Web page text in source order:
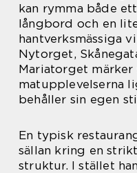
kan rymma både
långbord och en
hantverksmässiga
Nytorget,
Mariatorget märker
matupplevelserna
behåller sin egen
En typisk
sällan kring en
struktur. I stället